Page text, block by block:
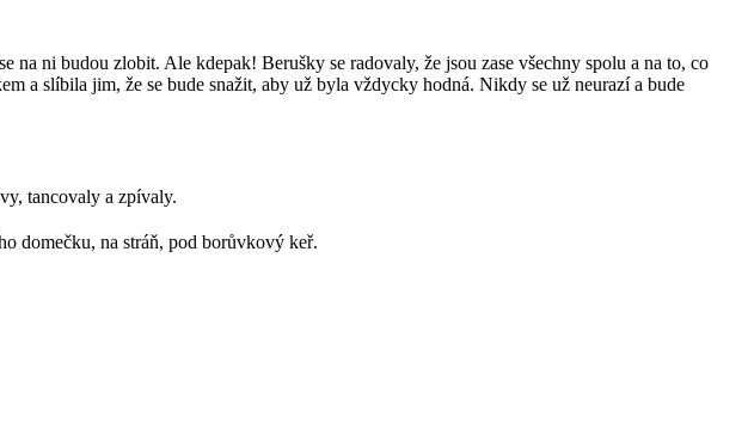
ni budou zlobit. Ale kdepak! Berušky se radovaly, že jsou zase všechny spolu a na to, co
a slíbila jim, že se bude snažit, aby už byla vždycky hodná. Nikdy se už neurazí a bude
tancovaly a zpívaly.
domečku, na stráň, pod borůvkový keř.